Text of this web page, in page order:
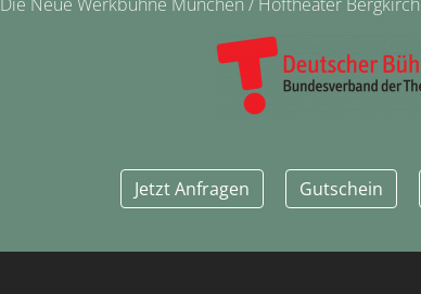
Jetzt Anfragen Gutschein